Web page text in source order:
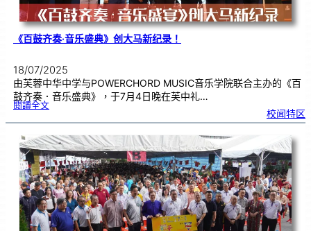
《百鼓齐奏·音乐盛典》创大马新纪录！
18/07/2025
由芙蓉中华中学与POWERCHORD MUSIC音乐学院联合主办的《百
鼓齐奏．音乐盛典》，于7月4日晚在芙中礼…
閱讀全文:《
齐
·
音
乐
盛
典
》
创
大
马
新
纪
录
！
校闻特区